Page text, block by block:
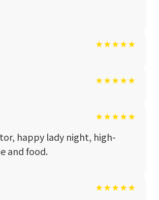
★★★★★
★★★★★
★★★★★
happy lady night, high-
and food.
★★★★★